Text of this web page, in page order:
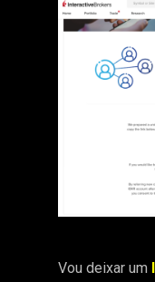
Vou deixar um